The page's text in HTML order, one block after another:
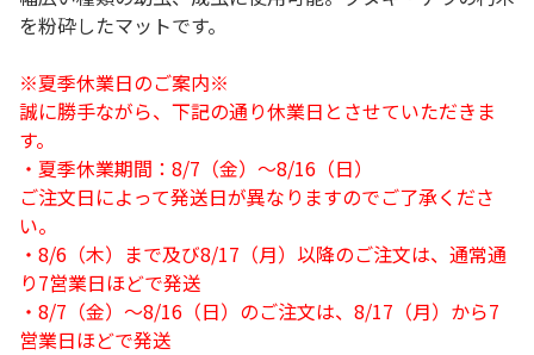
を粉砕したマットです。
※夏季休業日のご案内※
誠に勝手ながら、下記の通り休業日とさせていただきま
す。
・夏季休業期間：8/7（金）～8/16（日）
ご注文日によって発送日が異なりますのでご了承くださ
い。
・8/6（木）まで及び8/17（月）以降のご注文は、通常通
り7営業日ほどで発送
・8/7（金）～8/16（日）のご注文は、8/17（月）から7
営業日ほどで発送